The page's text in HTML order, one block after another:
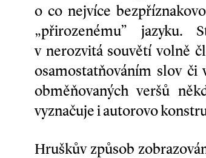
o co nejvíce
„přirozenému” jazyku.
v nerozvitá souvětí volně
osamostatňováním slov či
obměňovaných veršů
vyznačuje i autorovo
Hruškův způsob